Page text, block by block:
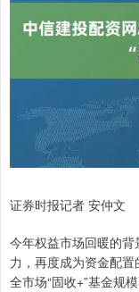
证券时报记者 安仲文
今年权益市场回暖的背
力，再度成为资金配
全市场“固收+”基金规